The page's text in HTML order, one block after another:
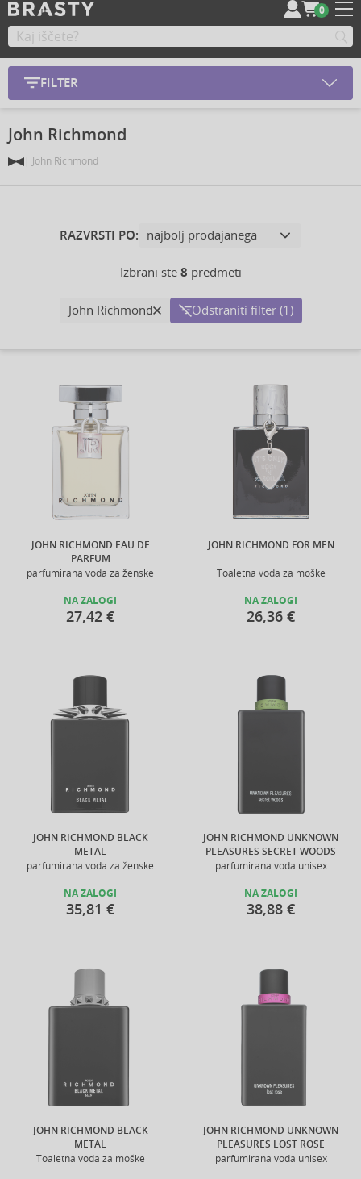
0
FILTER
John Richmond
John Richmond
RAZVRSTI PO:
Izbrani ste 8 predmeti
John Richmond Odstraniti filter (1)
JOHN RICHMOND EAU DE
PARFUM
parfumirana voda za ženske
NA ZALOGI
27,42 €
JOHN RICHMOND FOR MEN
Toaletna voda za moške
NA ZALOGI
26,36 €
JOHN RICHMOND BLACK
METAL
parfumirana voda za ženske
NA ZALOGI
35,81 €
JOHN RICHMOND UNKNOWN
PLEASURES SECRET WOODS
parfumirana voda unisex
NA ZALOGI
38,88 €
JOHN RICHMOND BLACK
METAL
Toaletna voda za moške
JOHN RICHMOND UNKNOWN
PLEASURES LOST ROSE
parfumirana voda unisex